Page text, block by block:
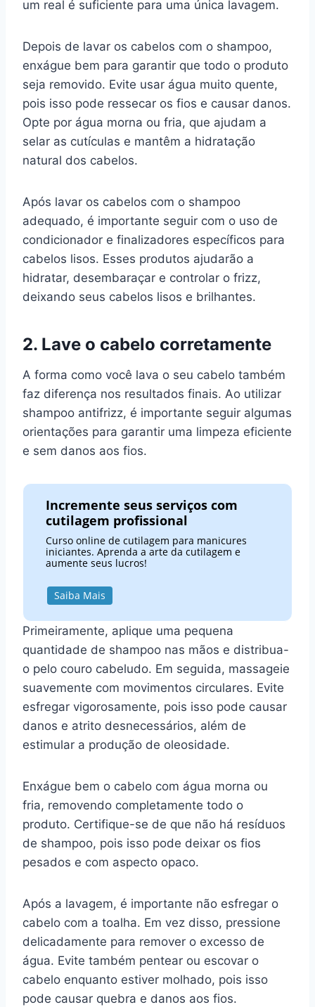
um real é suficiente para uma única lavagem.
Depois de lavar os cabelos com o shampoo,
enxágue bem para garantir que todo o produto
seja removido. Evite usar água muito quente,
pois isso pode ressecar os fios e causar danos.
Opte por água morna ou fria, que ajudam a
selar as cutículas e mantêm a hidratação
natural dos cabelos.
Após lavar os cabelos com o shampoo
adequado, é importante seguir com o uso de
condicionador e finalizadores específicos para
cabelos lisos. Esses produtos ajudarão a
hidratar, desembaraçar e controlar o frizz,
deixando seus cabelos lisos e brilhantes.
2. Lave o cabelo corretamente
A forma como você lava o seu cabelo também
faz diferença nos resultados finais. Ao utilizar
shampoo antifrizz, é importante seguir algumas
orientações para garantir uma limpeza eficiente
e sem danos aos fios.
Incremente seus serviços com
cutilagem profissional
Curso online de cutilagem para manicures
iniciantes. Aprenda a arte da cutilagem e
aumente seus lucros!
Saiba Mais
Primeiramente, aplique uma pequena
quantidade de shampoo nas mãos e distribua-
o pelo couro cabeludo. Em seguida, massageie
suavemente com movimentos circulares. Evite
esfregar vigorosamente, pois isso pode causar
danos e atrito desnecessários, além de
estimular a produção de oleosidade.
Enxágue bem o cabelo com água morna ou
fria, removendo completamente todo o
produto. Certifique-se de que não há resíduos
de shampoo, pois isso pode deixar os fios
pesados e com aspecto opaco.
Após a lavagem, é importante não esfregar o
cabelo com a toalha. Em vez disso, pressione
delicadamente para remover o excesso de
água. Evite também pentear ou escovar o
cabelo enquanto estiver molhado, pois isso
pode causar quebra e danos aos fios.